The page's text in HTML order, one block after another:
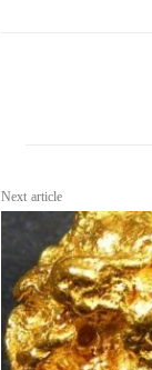
Next article